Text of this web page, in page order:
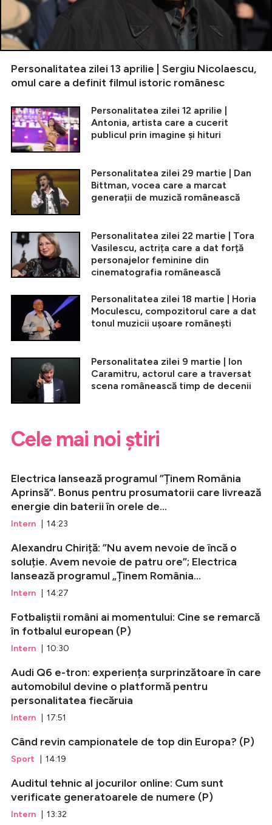
Personalitatea zilei 13 aprilie | Sergiu Nicolaescu,
omul care a definit filmul istoric românesc
Personalitatea zilei 12 aprilie |
Antonia, artista care a cucerit
publicul prin imagine și hituri
Personalitatea zilei 29 martie | Dan
Bittman, vocea care a marcat
generații de muzică românească
Personalitatea zilei 22 martie | Tora
Vasilescu, actrița care a dat forță
personajelor feminine din
cinematografia românească
Personalitatea zilei 18 martie | Horia
Moculescu, compozitorul care a dat
tonul muzicii ușoare românești
Personalitatea zilei 9 martie | Ion
Caramitru, actorul care a traversat
scena românească timp de decenii
Cele mai noi știri
Electrica lansează programul ”Ținem România
Aprinsă”. Bonus pentru prosumatorii care livrează
energie din baterii în orele de...
Intern | 14:23
Alexandru Chiriță: ”Nu avem nevoie de încă o
soluție. Avem nevoie de patru ore”; Electrica
lansează programul „Ținem România...
Intern | 14:27
Fotbaliștii români ai momentului: Cine se remarcă
în fotbalul european (P)
Intern | 10:30
Audi Q6 e-tron: experiența surprinzătoare în care
automobilul devine o platformă pentru
personalitatea fiecăruia
Intern | 17:51
Când revin campionatele de top din Europa? (P)
Sport | 14:19
Auditul tehnic al jocurilor online: Cum sunt
verificate generatoarele de numere (P)
Intern | 13:32